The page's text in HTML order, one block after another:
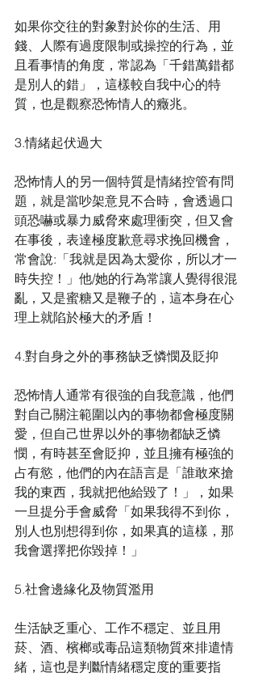
如果你交往的對象對於你的生活、用
錢、人際有過度限制或操控的行為，並
且看事情的角度，常認為「千錯萬錯都
是別人的錯」，這樣較自我中心的特
質，也是觀察恐怖情人的癥兆。
3.情緒起伏過大
恐怖情人的另一個特質是情緒控管有問
題，就是當吵架意見不合時，會透過口
頭恐嚇或暴力威脅來處理衝突，但又會
在事後，表達極度歉意尋求挽回機會，
常會說:「我就是因為太愛你，所以才一
時失控！」他/她的行為常讓人覺得很混
亂，又是蜜糖又是鞭子的，這本身在心
理上就陷於極大的矛盾！
4.對自身之外的事務缺乏憐憫及貶抑
恐怖情人通常有很強的自我意識，他們
對自己關注範圍以內的事物都會極度關
愛，但自己世界以外的事物都缺乏憐
憫，有時甚至會貶抑，並且擁有極強的
占有慾，他們的內在語言是「誰敢來搶
我的東西，我就把他給毀了！」，如果
一旦提分手會威脅「如果我得不到你，
別人也別想得到你，如果真的這樣，那
我會選擇把你毀掉！」
5.社會邊緣化及物質濫用
生活缺乏重心、工作不穩定、並且用
菸、酒、檳榔或毒品這類物質來排遣情
緒，這也是判斷情緒穩定度的重要指